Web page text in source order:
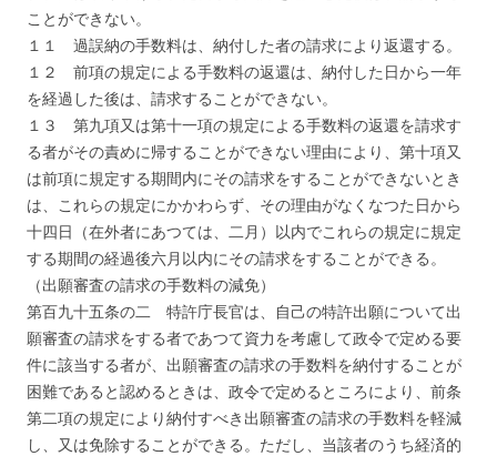
ことができない。
１１ 過誤納の手数料は、納付した者の請求により返還する。
１２ 前項の規定による手数料の返還は、納付した日から一年
を経過した後は、請求することができない。
１３ 第九項又は第十一項の規定による手数料の返還を請求す
る者がその責めに帰することができない理由により、第十項又
は前項に規定する期間内にその請求をすることができないとき
は、これらの規定にかかわらず、その理由がなくなつた日から
十四日（在外者にあつては、二月）以内でこれらの規定に規定
する期間の経過後六月以内にその請求をすることができる。
（出願審査の請求の手数料の減免）
第百九十五条の二 特許庁長官は、自己の特許出願について出
願審査の請求をする者であつて資力を考慮して政令で定める要
件に該当する者が、出願審査の請求の手数料を納付することが
困難であると認めるときは、政令で定めるところにより、前条
第二項の規定により納付すべき出願審査の請求の手数料を軽減
し、又は免除することができる。ただし、当該者のうち経済的